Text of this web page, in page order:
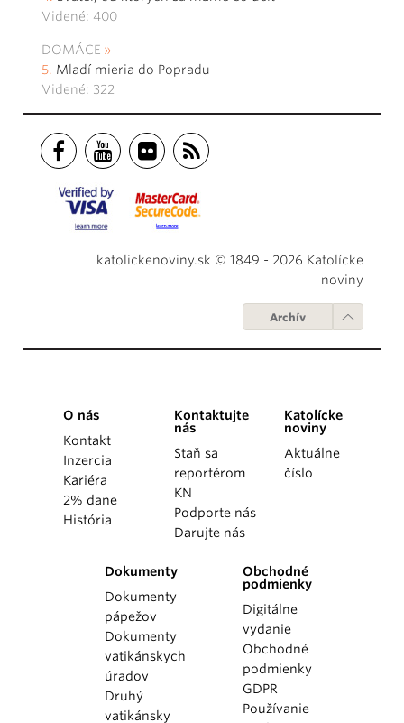
Videné: 400
DOMÁCE
Mladí mieria do Popradu
Videné: 322
katolickenoviny.sk © 1849 - 2026 Katolícke
noviny
Archív
O nás
Kontakt
Inzercia
Kariéra
2% dane
História
Kontaktujte
nás
Staň sa
reportérom
KN
Podporte nás
Darujte nás
Katolícke
noviny
Aktuálne
číslo
Dokumenty
Dokumenty
pápežov
Dokumenty
vatikánskych
úradov
Druhý
vatikánsky
Obchodné
podmienky
Digitálne
vydanie
Obchodné
podmienky
GDPR
Používanie